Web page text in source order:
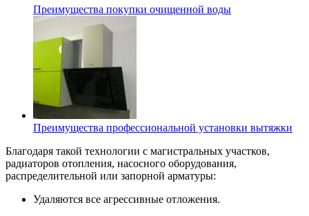
Преимущества покупки очищенной воды
Преимущества профессиональной установки вытяжки
Благодаря такой технологии с магистральных участков,
радиаторов отопления, насосного оборудования,
распределительной или запорной арматуры:
Удаляются все агрессивные отложения.